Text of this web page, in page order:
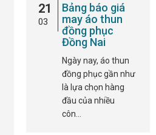
21
03
Bảng báo giá
may áo thun
đồng phục
Đồng Nai
Ngày nay, áo thun
đồng phục gần như
là lựa chọn hàng
đầu của nhiều
côn…